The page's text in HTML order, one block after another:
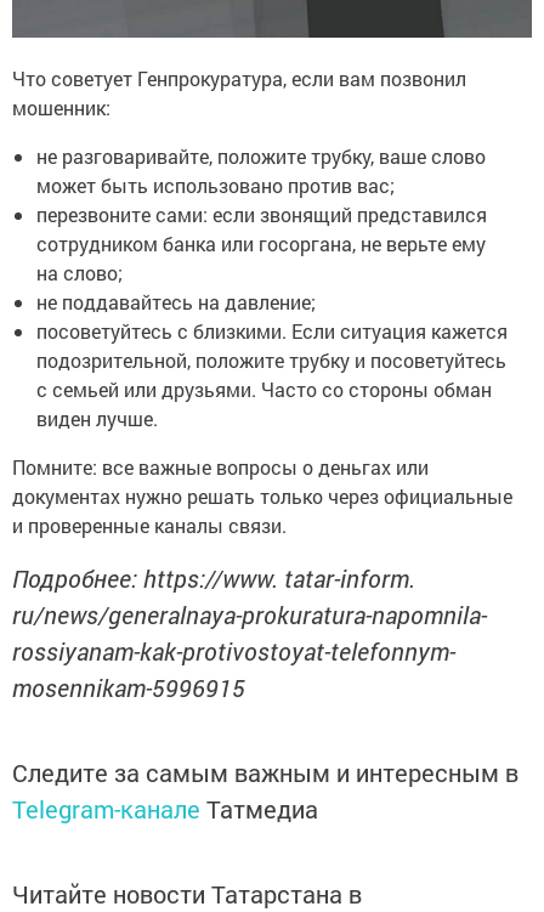
Что советует Генпрокуратура, если вам позвонил
мошенник:
не разговаривайте, положите трубку, ваше слово
может быть использовано против вас;
перезвоните сами: если звонящий представился
сотрудником банка или госоргана, не верьте ему
на слово;
не поддавайтесь на давление;
посоветуйтесь с близкими. Если ситуация кажется
подозрительной, положите трубку и посоветуйтесь
с семьей или друзьями. Часто со стороны обман
виден лучше.
Помните: все важные вопросы о деньгах или
документах нужно решать только через официальные
и проверенные каналы связи.
Подробнее: https://www. tatar-inform.
ru/news/generalnaya-prokuratura-napomnila-
rossiyanam-kak-protivostoyat-telefonnym-
mosennikam-5996915
Следите за самым важным и интересным в
Telegram-канале Татмедиа
Читайте новости Татарстана в